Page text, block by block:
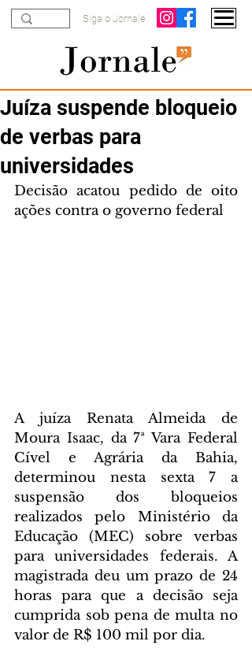
Siga o Jornale
Juíza suspende bloqueio
de verbas para
universidades
Decisão acatou pedido de oito
ações contra o governo federal
A juíza Renata Almeida de
Moura Isaac, da 7ª Vara Federal
Cível e Agrária da Bahia,
determinou nesta sexta 7 a
suspensão dos bloqueios
realizados pelo Ministério da
Educação (MEC) sobre verbas
para universidades federais. A
magistrada deu um prazo de 24
horas para que a decisão seja
cumprida sob pena de multa no
valor de R$ 100 mil por dia.